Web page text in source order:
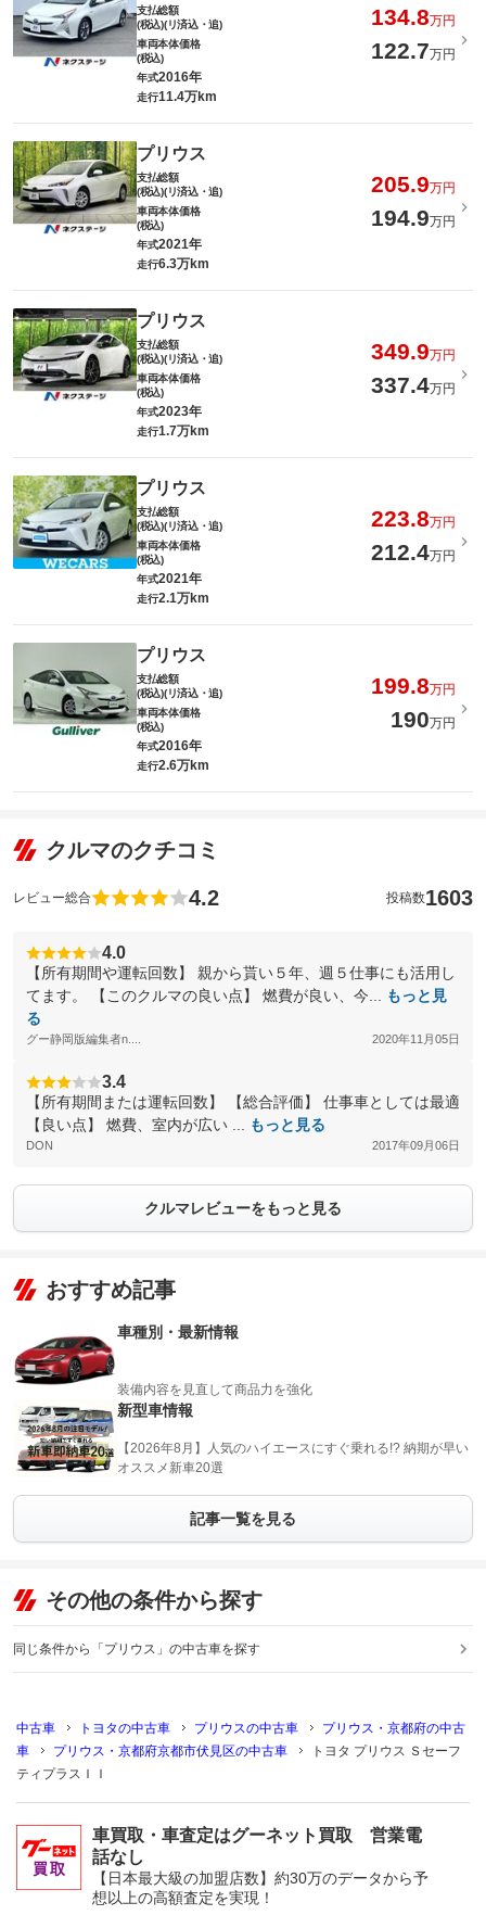
支払総額
(税込)(リ済込・追)
134.8万円
車両本体価格
(税込)
122.7万円
年式2016年
走行11.4万km
プリウス
支払総額
(税込)(リ済込・追)
205.9万円
車両本体価格
(税込)
194.9万円
年式2021年
走行6.3万km
プリウス
支払総額
(税込)(リ済込・追)
349.9万円
車両本体価格
(税込)
337.4万円
年式2023年
走行1.7万km
プリウス
支払総額
(税込)(リ済込・追)
223.8万円
車両本体価格
(税込)
212.4万円
年式2021年
走行2.1万km
プリウス
支払総額
(税込)(リ済込・追)
199.8万円
車両本体価格
(税込)
190万円
年式2016年
走行2.6万km
クルマのクチコミ
レビュー総合 4.2 投稿数1603
4.0
【所有期間や運転回数】 親から貰い５年、週５仕事にも活用し
てます。 【このクルマの良い点】 燃費が良い、今...
もっと見
る
グー静岡版編集者n.... 2020年11月05日
3.4
【所有期間または運転回数】 【総合評価】 仕事車としては最適
【良い点】 燃費、室内が広い ...
もっと見る
DON 2017年09月06日
クルマレビューをもっと見る
おすすめ記事
車種別・最新情報
装備内容を見直して商品力を強化
新型車情報
【2026年8月】人気のハイエースにすぐ乗れる!? 納期が早い
オススメ新車20選
記事一覧を見る
その他の条件から探す
同じ条件から「プリウス」の中古車を探す
中古車 トヨタの中古車 プリウスの中古車
プリウス・京都府の中古
車
プリウス・京都府京都市伏見区の中古車
トヨタ プリウス Ｓセーフ
ティプラスＩＩ
車買取・車査定はグーネット買取 営業電
話なし
【日本最大級の加盟店数】約30万のデータから予
想以上の高額査定を実現！